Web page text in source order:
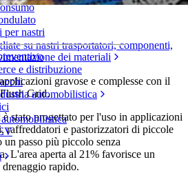
su nastri trasportatori, componenti,
per nastri
dei materiali
e distribuzione
automobilistica
gravose e complesse con il
Grid.
stato progettato per l'uso in applicazioni
raffreddatori e pastorizzatori di piccole
passo più piccolo senza
L'area aperta al 21% favorisce un
rapido.